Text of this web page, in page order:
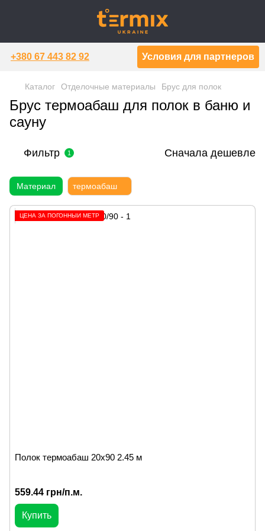
+380 67 443 82 92 Условия для партнеров
Каталог Отделочные материалы Брус для полок
Брус термоабаш для полок в баню и
сауну
Фильтр 1 Сначала дешевле
Материал термоабаш
ЦЕНА ЗА ПОГОННЫЙ МЕТР
Полок термоабаш 20х90 2.45 м
559.44 грн/п.м.
Купить